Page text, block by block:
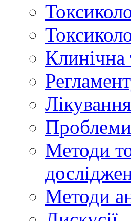
Клинічна
Проблеми
Методи
Методи